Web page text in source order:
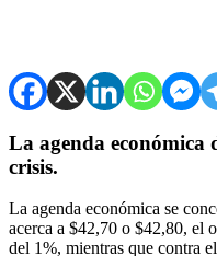
La agenda económica
crisis.
La agenda económica se
acerca a $42,70 o $42,80, el
del 1%, mientras que contra